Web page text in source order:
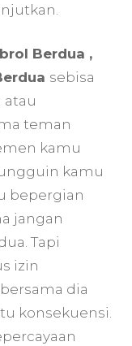
Berdua ,
sebisa
teman
kamu
kamu
bepergian
jangan
Tapi
izin
dia
konsekuensi.